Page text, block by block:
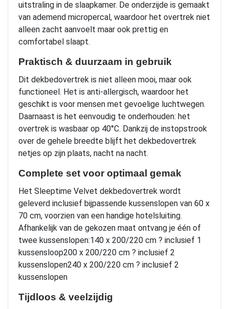
uitstraling in de slaapkamer. De onderzijde is gemaakt
van ademend micropercal, waardoor het overtrek niet
alleen zacht aanvoelt maar ook prettig en
comfortabel slaapt.
Praktisch & duurzaam in gebruik
Dit dekbedovertrek is niet alleen mooi, maar ook
functioneel. Het is anti-allergisch, waardoor het
geschikt is voor mensen met gevoelige luchtwegen.
Daarnaast is het eenvoudig te onderhouden: het
overtrek is wasbaar op 40°C. Dankzij de instopstrook
over de gehele breedte blijft het dekbedovertrek
netjes op zijn plaats, nacht na nacht.
Complete set voor optimaal gemak
Het Sleeptime Velvet dekbedovertrek wordt
geleverd inclusief bijpassende kussenslopen van 60 x
70 cm, voorzien van een handige hotelsluiting.
Afhankelijk van de gekozen maat ontvang je één of
twee kussenslopen:140 x 200/220 cm ? inclusief 1
kussensloop200 x 200/220 cm ? inclusief 2
kussenslopen240 x 200/220 cm ? inclusief 2
kussenslopen
Tijdloos & veelzijdig